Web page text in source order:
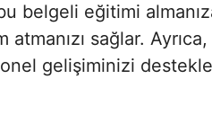
belgeli eğitimi
atmanızı sağlar.
gelişiminizi